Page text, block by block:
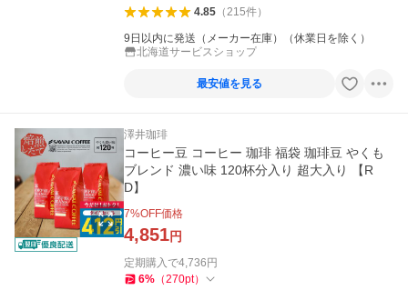
4.85（215件）
9日以内に発送（メーカー在庫）（休業日を除く）
北海道サービスショップ
最安値を見る
澤井珈琲
コーヒー豆 コーヒー 珈琲 福袋 珈琲豆 やくも
ブレンド 濃い味 120杯分入り 超大入り 【R
D】
7%OFF価格
4,851円
定期購入で4,736 円
6% （270pt）